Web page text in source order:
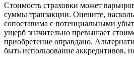
Стоимость страховки может
суммы транзакции. Оцените,
сопоставима с потенциальными
ущерб значительно превышает
приобретение оправдано.
быть использование аккредитивов,